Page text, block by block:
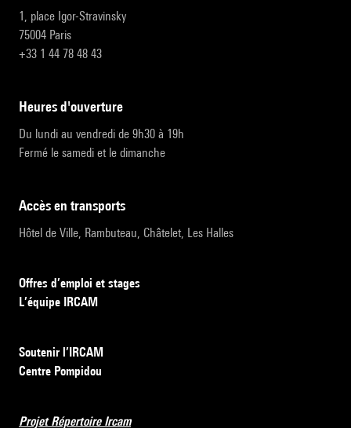
1, place Igor-Stravinsky
75004 Paris
+33 1 44 78 48 43
heures d'ouverture
Du lundi au vendredi de 9h30 à 19h
Fermé le samedi et le dimanche
accès en transports
Hôtel de Ville, Rambuteau, Châtelet, Les Halles
Offres d’emploi et stages
L’équipe IRCAM
Soutenir l’IRCAM
Centre Pompidou
Projet Répertoire Ircam